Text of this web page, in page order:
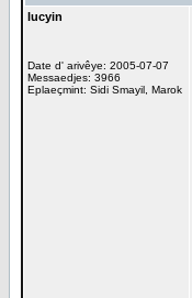
lucyin
Date d' arivêye: 2005-07-07
Messaedjes: 3966
Eplaeçmint: Sidi Smayil, Marok